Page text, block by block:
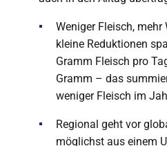
Weniger Fleisch, mehr
kleine Reduktionen
Gramm Fleisch pro
Gramm – das
weniger Fleisch im
Regional geht vor
möglichst aus einem